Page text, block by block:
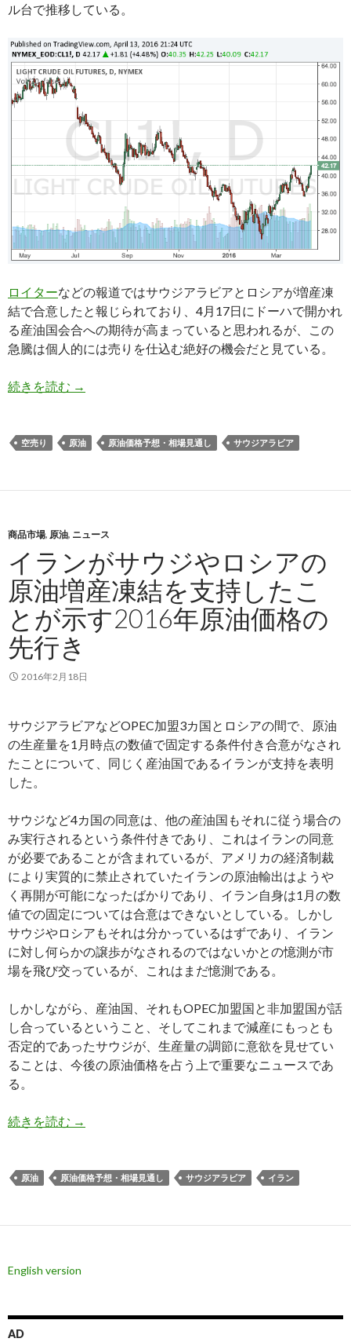
ル台で推移している。
ロイターなどの報道ではサウジアラビアとロシアが増産凍
結で合意したと報じられており、4月17日にドーハで開かれ
る産油国会合への期待が高まっていると思われるが、この
急騰は個人的には売りを仕込む絶好の機会だと見ている。
続きを読む 原油価格上昇で空売りの好機か: ドーハ産油国
→
空売り 原油 原油価格予想・相場見通し サウジアラビア
商品市場, 原油, ニュース
イランがサウジやロシアの
原油増産凍結を支持したこ
とが示す2016年原油価格の
先行き
2016年2月18日
サウジアラビアなどOPEC加盟3カ国とロシアの間で、原油
の生産量を1月時点の数値で固定する条件付き合意がなされ
たことについて、同じく産油国であるイランが支持を表明
した。
サウジなど4カ国の同意は、他の産油国もそれに従う場合の
み実行されるという条件付きであり、これはイランの同意
が必要であることが含まれているが、アメリカの経済制裁
により実質的に禁止されていたイランの原油輸出はようや
く再開が可能になったばかりであり、イラン自身は1月の数
値での固定については合意はできないとしている。しかし
サウジやロシアもそれは分かっているはずであり、イラン
に対し何らかの譲歩がなされるのではないかとの憶測が市
場を飛び交っているが、これはまだ憶測である。
しかしながら、産油国、それもOPEC加盟国と非加盟国が話
し合っているということ、そしてこれまで減産にもっとも
否定的であったサウジが、生産量の調節に意欲を見せてい
ることは、今後の原油価格を占う上で重要なニュースであ
る。
続きを読む イランがサウジやロシアの原油増産凍結を支持
→
原油 原油価格予想・相場見通し サウジアラビア イラン
English version
AD